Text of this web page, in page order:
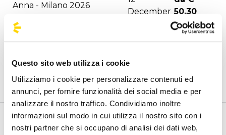
Questo sito web utilizza i cookie
Utilizziamo i cookie per personalizzare contenuti ed
annunci, per fornire funzionalità dei social media e per
analizzare il nostro traffico. Condividiamo inoltre
informazioni sul modo in cui utilizza il nostro sito con i
nostri partner che si occupano di analisi dei dati web,
Anna - Milano 2026
December 50.30
16
da €
Max Pezzali - Milano 2026
22
December
da €
44.90
24 January
Benvenuto nella pagina delle agenzie ufficiali di